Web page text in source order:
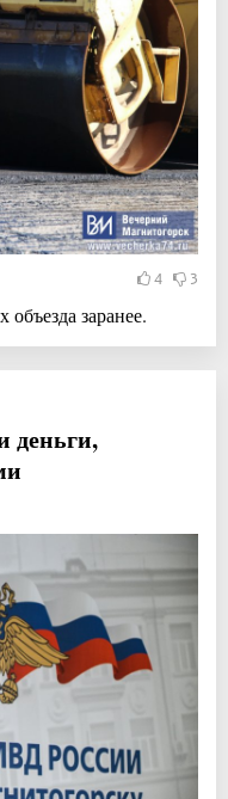
4 3
заранее.
деньги,